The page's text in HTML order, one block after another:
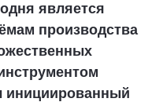
является
производства
инициированный